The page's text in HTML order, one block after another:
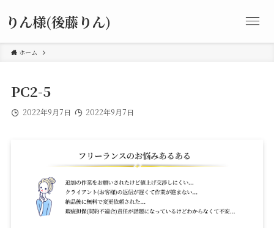
りん様(後藤りん)
ホーム
PC2-5
2022年9月7日 2022年9月7日